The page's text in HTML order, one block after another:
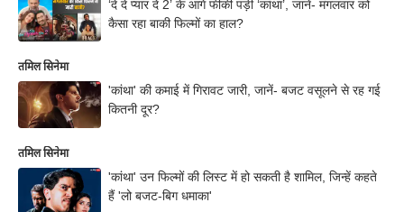
‘दे दे प्यार दे 2’ के आगे फीकी पड़ी ‘कांथा’, जानें- मंगलवार को
कैसा रहा बाकी फिल्मों का हाल?
तमिल सिनेमा
'कांथा' की कमाई में गिरावट जारी, जानें- बजट वसूलने से रह गई
कितनी दूर?
तमिल सिनेमा
'कांथा' उन फिल्मों की लिस्ट में हो सकती है शामिल, जिन्हें कहते
हैं 'लो बजट-बिग धमाका'